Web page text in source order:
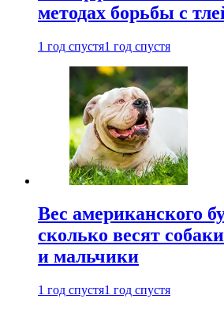
методах борьбы с
1 год спустя1 год спустя
Вес американского
сколько весят
и мальчики
1 год спустя1 год спустя